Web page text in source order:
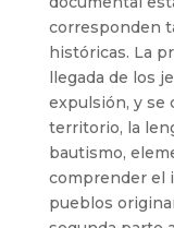
corresponden
históricas. La
llegada de los
expulsión, y se
territorio, la
bautismo,
comprender el
pueblos